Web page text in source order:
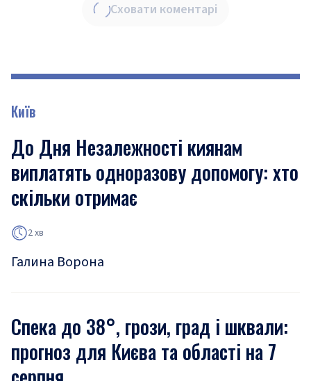
Сховати коментарі
Київ
До Дня Незалежності киянам
виплатять одноразову допомогу: хто
скільки отримає
2 хв
Галина Ворона
Спека до 38°, грози, град і шквали:
прогноз для Києва та області на 7